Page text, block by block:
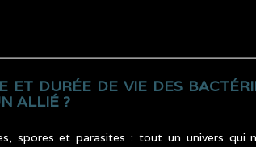
ET DURÉE DE VIE DES
ALLIÉ ?
spores et parasites : tout un univers